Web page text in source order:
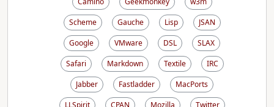
Scheme
Gauche Lisp
JSAN
Google
VMware DSL
SLAX
Safari
Markdown Textile
IRC
Jabber
Fastladder
MacPorts
LLSpirit
CPAN Mozilla
Twitter